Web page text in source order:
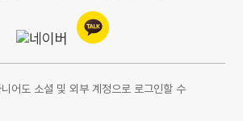
어도 소셜 및 외부 계정으로 로그인할 수